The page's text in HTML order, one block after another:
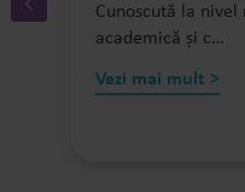
Cunoscută la
academică și c…
Vezi mai mult >